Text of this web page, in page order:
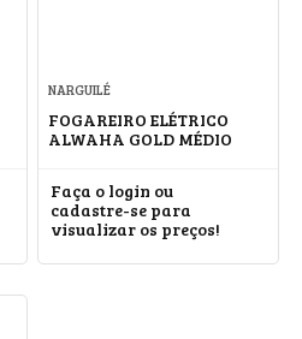
NARGUILÉ
FOGAREIRO ELÉTRICO
ALWAHA GOLD MÉDIO
Faça o login ou
cadastre-se para
visualizar os preços!